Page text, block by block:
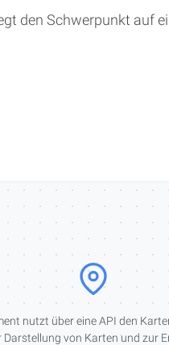
den Schwerpunkt auf
nutzt über eine API den
Darstellung von Karten und zur